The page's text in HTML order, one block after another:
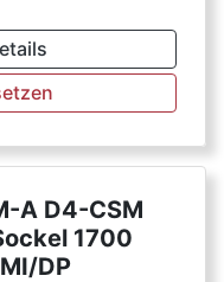
A D4-CSM
1700
DP